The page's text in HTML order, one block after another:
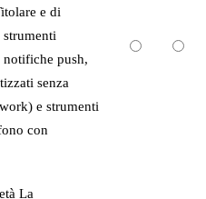
e di
notifiche push,
senza
e strumenti
con
La